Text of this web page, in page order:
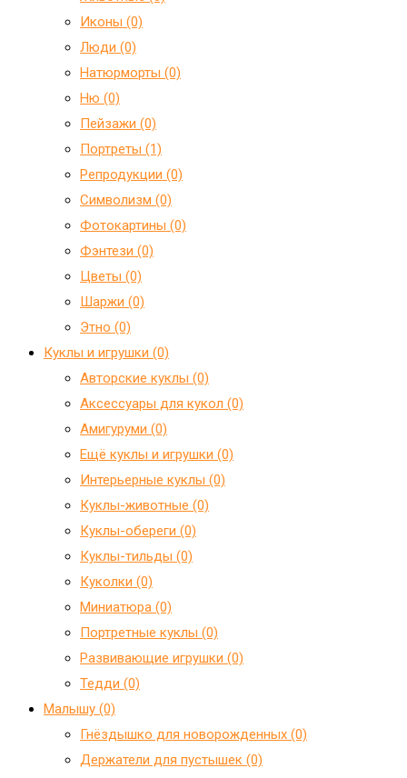
Иконы (0)
Люди (0)
Натюрморты (0)
Ню (0)
Пейзажи (0)
Портреты (1)
Репродукции (0)
Символизм (0)
Фотокартины (0)
Фэнтези (0)
Цветы (0)
Шаржи (0)
Этно (0)
Куклы и игрушки (0)
Авторские куклы (0)
Аксессуары для кукол (0)
Амигуруми (0)
Ещё куклы и игрушки (0)
Интерьерные куклы (0)
Куклы-животные (0)
Куклы-обереги (0)
Куклы-тильды (0)
Куколки (0)
Миниатюра (0)
Портретные куклы (0)
Развивающие игрушки (0)
Тедди (0)
Малышу (0)
Гнёздышко для новорожденных (0)
Держатели для пустышек (0)